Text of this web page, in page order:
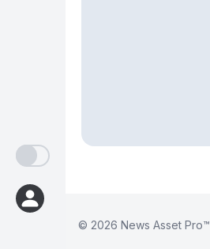
© 2026 News Asset Pro™